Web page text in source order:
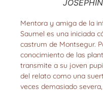
Mentora y amiga de la
Saumel es una iniciada
castrum de Montsegur.
conocimiento de las
transmite a su joven
del relato como una
veces demasiado